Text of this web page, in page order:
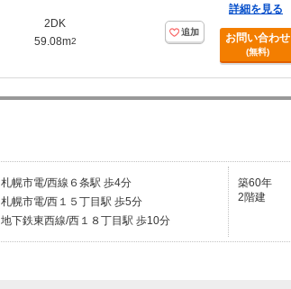
2DK
59.08m2
追加
詳細を見る
お問い合わせ
(無料)
札幌市電/西線６条駅 歩4分
札幌市電/西１５丁目駅 歩5分
地下鉄東西線/西１８丁目駅 歩10分
築60年
2階建